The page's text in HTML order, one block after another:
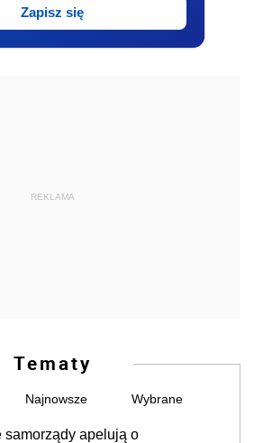
Zapisz się
REKLAMA
Tematy
Najnowsze Wybrane
apelują o